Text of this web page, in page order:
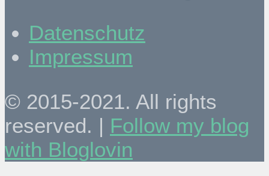
Datenschutz
Impressum
© 2015-2021. All rights
reserved. | Follow my blog
with Bloglovin